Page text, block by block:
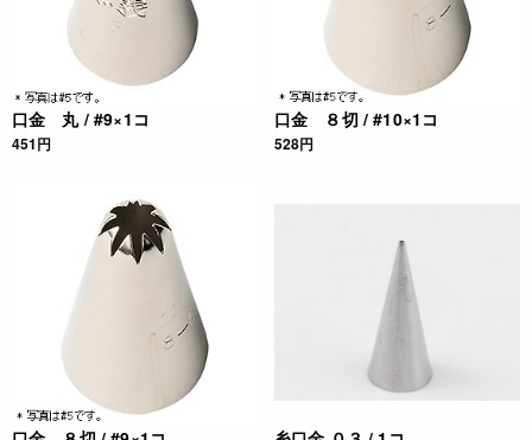
口金 丸 / #9×1コ
451円
口金 ８切 / #10×1コ
528円